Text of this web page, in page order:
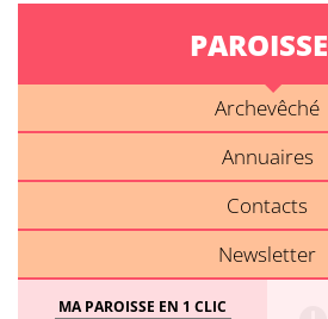
Archevêché
Annuaires
Contacts
Newsletter
MA PAROISSE EN 1 CLIC